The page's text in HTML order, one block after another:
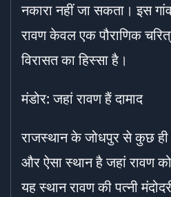
नकारा नहीं जा सकता। इस
रावण केवल एक पौराणिक
विरासत का हिस्सा है।
मंडोर: जहां रावण हैं दामाद
राजस्थान के जोधपुर से कुछ ही
और ऐसा स्थान है जहां रावण को
यह स्थान रावण की पत्नी